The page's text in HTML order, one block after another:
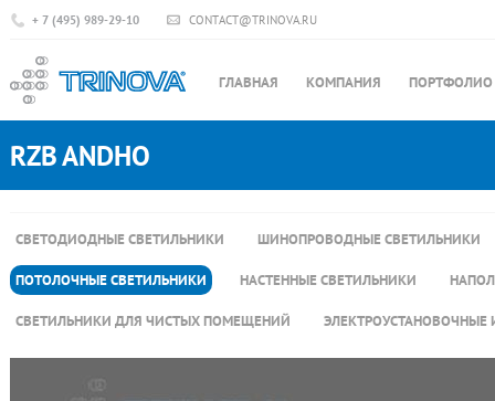
+ 7 (495) 989-29-10 CONTACT@TRINOVA.RU
ГЛАВНАЯ КОМПАНИЯ ПОРТФОЛИО
RZB ANDHO
СВЕТОДИОДНЫЕ СВЕТИЛЬНИКИ ШИНОПРОВОДНЫЕ СВЕТИЛЬНИКИ
ПОТОЛОЧНЫЕ СВЕТИЛЬНИКИ НАСТЕННЫЕ СВЕТИЛЬНИКИ
СВЕТИЛЬНИКИ ДЛЯ ЧИСТЫХ ПОМЕЩЕНИЙ ЭЛЕКТРОУСТАНОВОЧНЫЕ